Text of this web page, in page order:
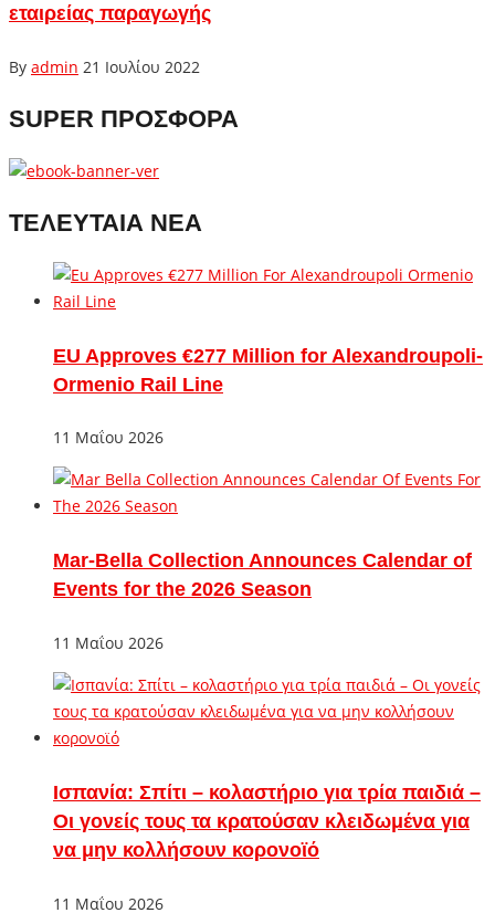
εταιρείας παραγωγής
By admin 21 Ιουλίου 2022
SUPER ΠΡΟΣΦΟΡΑ
ΤΕΛΕΥΤΑΙΑ ΝΕΑ
EU Approves €277 Million for Alexandroupoli-
Ormenio Rail Line
11 Μαΐου 2026
Mar-Bella Collection Announces Calendar of
Events for the 2026 Season
11 Μαΐου 2026
Ισπανία: Σπίτι – κολαστήριο για τρία παιδιά –
Οι γονείς τους τα κρατούσαν κλειδωμένα για
να μην κολλήσουν κορονοϊό
11 Μαΐου 2026